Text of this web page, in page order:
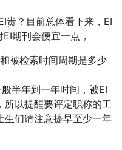
贵？目前总体看下来，EI
期刊会便宜一点，
被检索时间周期是多少
半年到一年时间，被EI
所以提醒要评定职称的工
生们请注意提早至少一年